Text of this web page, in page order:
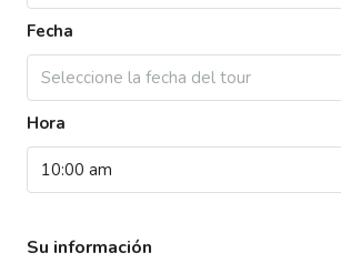
Fecha
Seleccione la fecha del tour
Hora
10:00 am
Su información